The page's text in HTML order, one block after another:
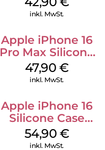
inkl. MwSt.
Apple iPhone 16
Pro Max Silicone
Case MagSafe
Black
47,90 €
inkl. MwSt.
Apple iPhone 16
Silicone Case
MagSafe Lake
Green
54,90 €
inkl. MwSt.